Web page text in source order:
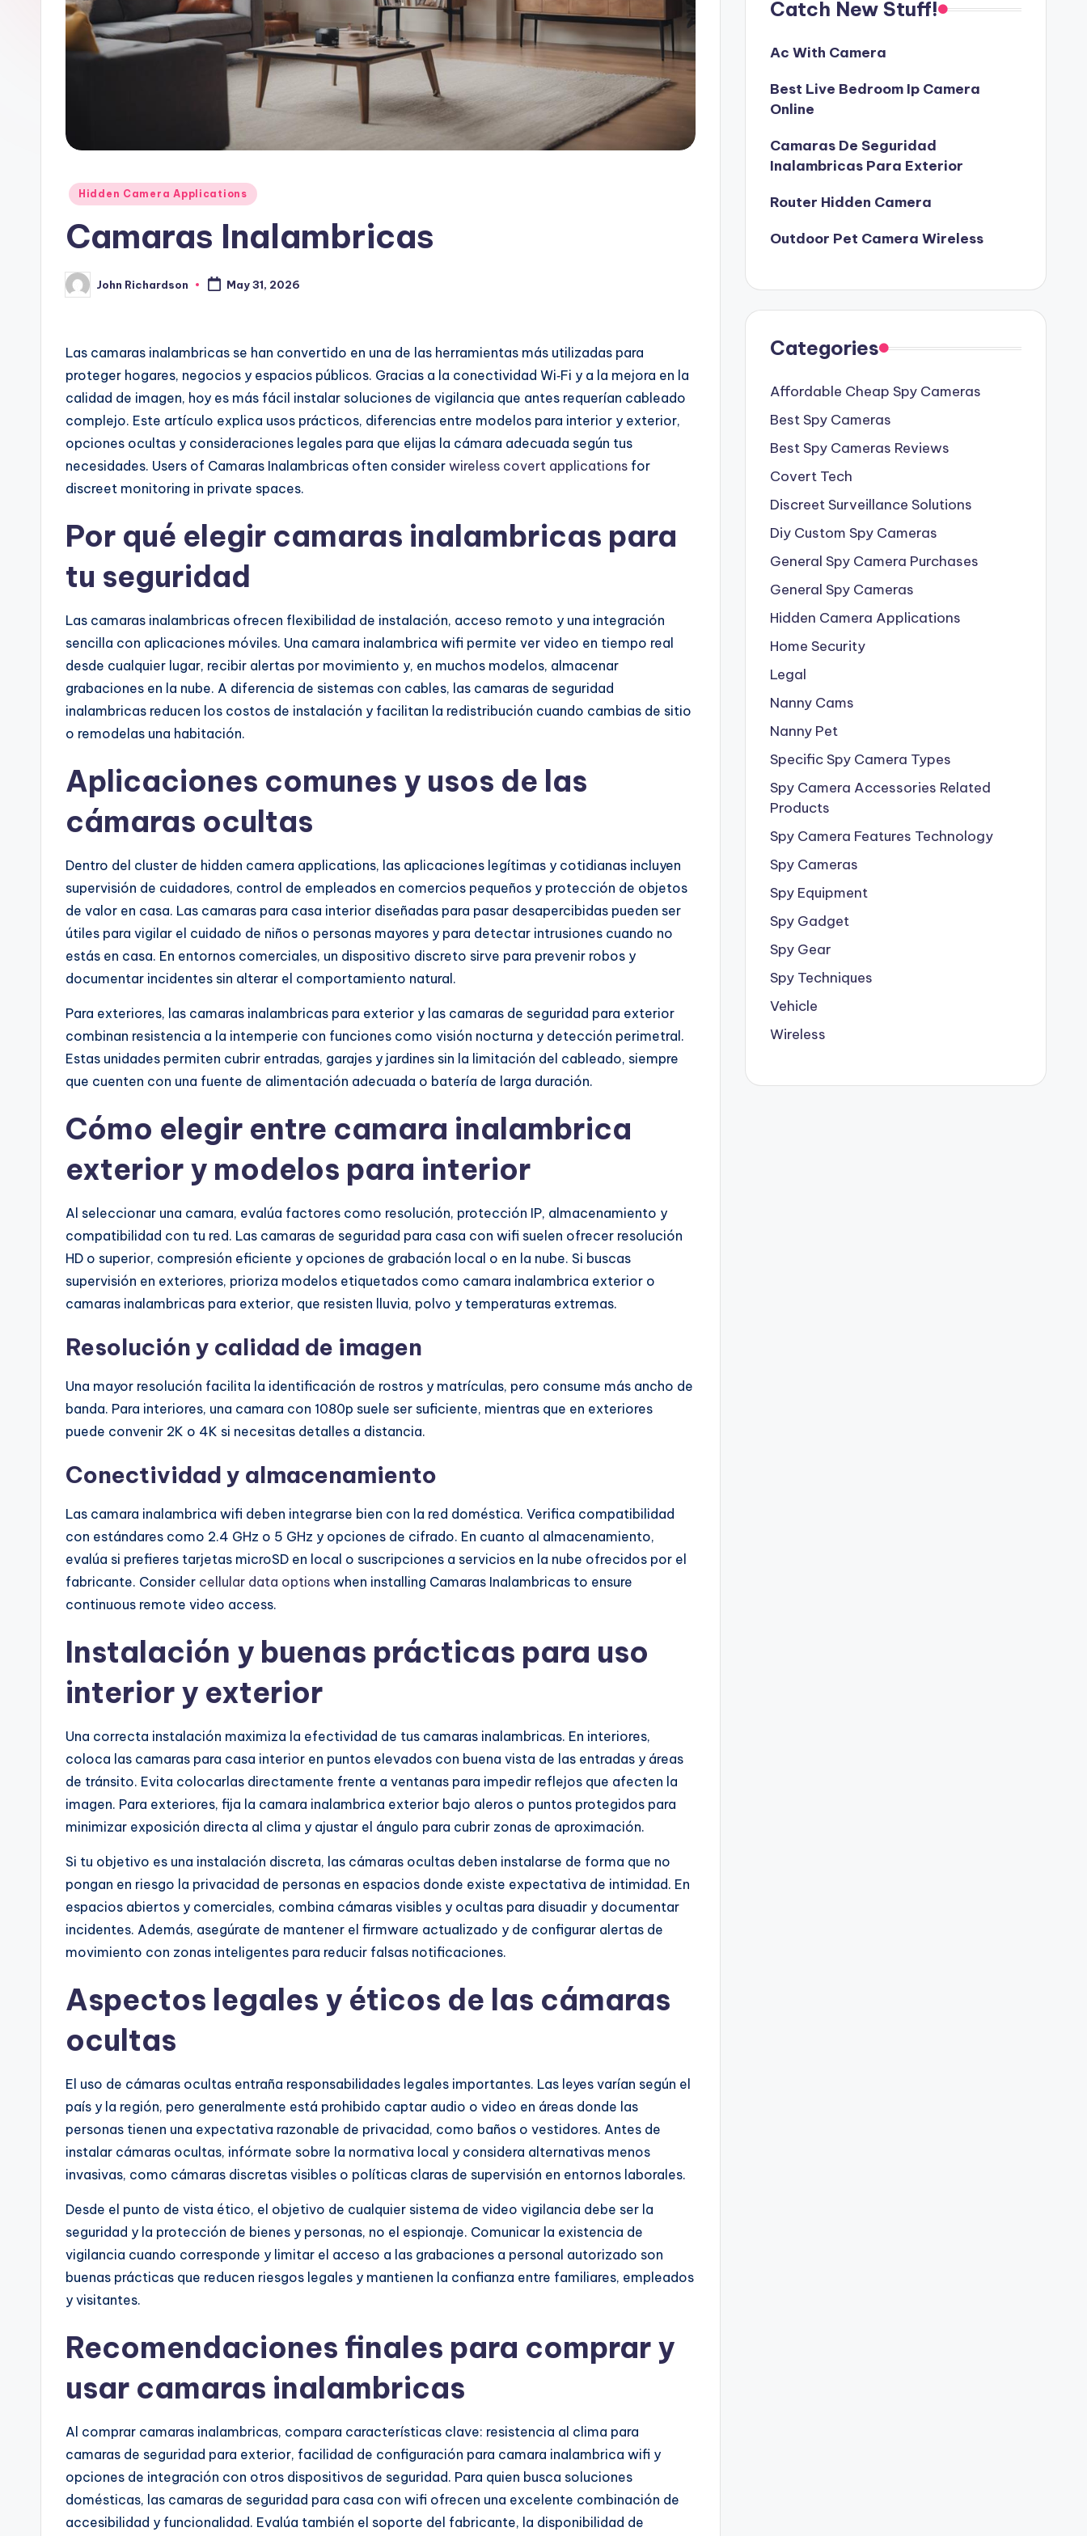
Posted
Hidden Camera Applications
Camaras Inalambricas
Posted
by
John Richardson May 31, 2026
Las camaras inalambricas se han convertido en una de las herramientas más utilizadas para
proteger hogares, negocios y espacios públicos. Gracias a la conectividad Wi‑Fi y a la mejora en la
calidad de imagen, hoy es más fácil instalar soluciones de vigilancia que antes requerían cableado
complejo. Este artículo explica usos prácticos, diferencias entre modelos para interior y exterior,
opciones ocultas y consideraciones legales para que elijas la cámara adecuada según tus
necesidades. Users of Camaras Inalambricas often consider wireless covert applications for
discreet monitoring in private spaces.
Por qué elegir camaras inalambricas para
tu seguridad
Las camaras inalambricas ofrecen flexibilidad de instalación, acceso remoto y una integración
sencilla con aplicaciones móviles. Una camara inalambrica wifi permite ver video en tiempo real
desde cualquier lugar, recibir alertas por movimiento y, en muchos modelos, almacenar
grabaciones en la nube. A diferencia de sistemas con cables, las camaras de seguridad
inalambricas reducen los costos de instalación y facilitan la redistribución cuando cambias de sitio
o remodelas una habitación.
Aplicaciones comunes y usos de las
cámaras ocultas
Dentro del cluster de hidden camera applications, las aplicaciones legítimas y cotidianas incluyen
supervisión de cuidadores, control de empleados en comercios pequeños y protección de objetos
de valor en casa. Las camaras para casa interior diseñadas para pasar desapercibidas pueden ser
útiles para vigilar el cuidado de niños o personas mayores y para detectar intrusiones cuando no
estás en casa. En entornos comerciales, un dispositivo discreto sirve para prevenir robos y
documentar incidentes sin alterar el comportamiento natural.
Para exteriores, las camaras inalambricas para exterior y las camaras de seguridad para exterior
combinan resistencia a la intemperie con funciones como visión nocturna y detección perimetral.
Estas unidades permiten cubrir entradas, garajes y jardines sin la limitación del cableado, siempre
que cuenten con una fuente de alimentación adecuada o batería de larga duración.
Cómo elegir entre camara inalambrica
exterior y modelos para interior
Al seleccionar una camara, evalúa factores como resolución, protección IP, almacenamiento y
compatibilidad con tu red. Las camaras de seguridad para casa con wifi suelen ofrecer resolución
HD o superior, compresión eficiente y opciones de grabación local o en la nube. Si buscas
supervisión en exteriores, prioriza modelos etiquetados como camara inalambrica exterior o
camaras inalambricas para exterior, que resisten lluvia, polvo y temperaturas extremas.
Resolución y calidad de imagen
Una mayor resolución facilita la identificación de rostros y matrículas, pero consume más ancho de
banda. Para interiores, una camara con 1080p suele ser suficiente, mientras que en exteriores
puede convenir 2K o 4K si necesitas detalles a distancia.
Conectividad y almacenamiento
Las camara inalambrica wifi deben integrarse bien con la red doméstica. Verifica compatibilidad
con estándares como 2.4 GHz o 5 GHz y opciones de cifrado. En cuanto al almacenamiento,
evalúa si prefieres tarjetas microSD en local o suscripciones a servicios en la nube ofrecidos por el
fabricante. Consider cellular data options when installing Camaras Inalambricas to ensure
continuous remote video access.
Instalación y buenas prácticas para uso
interior y exterior
Una correcta instalación maximiza la efectividad de tus camaras inalambricas. En interiores,
coloca las camaras para casa interior en puntos elevados con buena vista de las entradas y áreas
de tránsito. Evita colocarlas directamente frente a ventanas para impedir reflejos que afecten la
imagen. Para exteriores, fija la camara inalambrica exterior bajo aleros o puntos protegidos para
minimizar exposición directa al clima y ajustar el ángulo para cubrir zonas de aproximación.
Si tu objetivo es una instalación discreta, las cámaras ocultas deben instalarse de forma que no
pongan en riesgo la privacidad de personas en espacios donde existe expectativa de intimidad. En
espacios abiertos y comerciales, combina cámaras visibles y ocultas para disuadir y documentar
incidentes. Además, asegúrate de mantener el firmware actualizado y de configurar alertas de
movimiento con zonas inteligentes para reducir falsas notificaciones.
Aspectos legales y éticos de las cámaras
ocultas
El uso de cámaras ocultas entraña responsabilidades legales importantes. Las leyes varían según el
país y la región, pero generalmente está prohibido captar audio o video en áreas donde las
personas tienen una expectativa razonable de privacidad, como baños o vestidores. Antes de
instalar cámaras ocultas, infórmate sobre la normativa local y considera alternativas menos
invasivas, como cámaras discretas visibles o políticas claras de supervisión en entornos laborales.
Desde el punto de vista ético, el objetivo de cualquier sistema de video vigilancia debe ser la
seguridad y la protección de bienes y personas, no el espionaje. Comunicar la existencia de
vigilancia cuando corresponde y limitar el acceso a las grabaciones a personal autorizado son
buenas prácticas que reducen riesgos legales y mantienen la confianza entre familiares, empleados
y visitantes.
Recomendaciones finales para comprar y
usar camaras inalambricas
Al comprar camaras inalambricas, compara características clave: resistencia al clima para
camaras de seguridad para exterior, facilidad de configuración para camara inalambrica wifi y
opciones de integración con otros dispositivos de seguridad. Para quien busca soluciones
domésticas, las camaras de seguridad para casa con wifi ofrecen una excelente combinación de
accesibilidad y funcionalidad. Evalúa también el soporte del fabricante, la disponibilidad de
Catch New Stuff!
Ac With Camera
Best Live Bedroom Ip Camera
Online
Camaras De Seguridad
Inalambricas Para Exterior
Router Hidden Camera
Outdoor Pet Camera Wireless
Categories
Affordable Cheap Spy Cameras
Best Spy Cameras
Best Spy Cameras Reviews
Covert Tech
Discreet Surveillance Solutions
Diy Custom Spy Cameras
General Spy Camera Purchases
General Spy Cameras
Hidden Camera Applications
Home Security
Legal
Nanny Cams
Nanny Pet
Specific Spy Camera Types
Spy Camera Accessories Related
Products
Spy Camera Features Technology
Spy Cameras
Spy Equipment
Spy Gadget
Spy Gear
Spy Techniques
Vehicle
Wireless